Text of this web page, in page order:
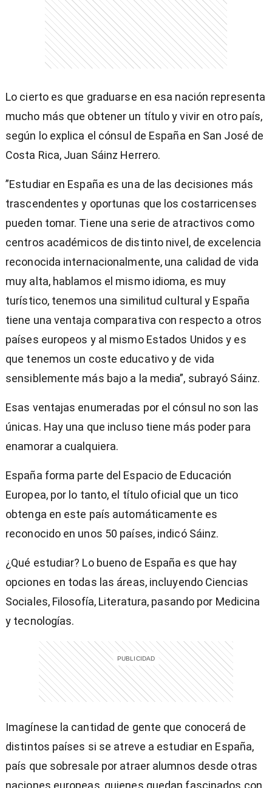
Lo cierto es que graduarse en esa nación representa
mucho más que obtener un título y vivir en otro país,
según lo explica el cónsul de España en San José de
Costa Rica, Juan Sáinz Herrero.
”Estudiar en España es una de las decisiones más
trascendentes y oportunas que los costarricenses
pueden tomar. Tiene una serie de atractivos como
centros académicos de distinto nivel, de excelencia
reconocida internacionalmente, una calidad de vida
muy alta, hablamos el mismo idioma, es muy
turístico, tenemos una similitud cultural y España
tiene una ventaja comparativa con respecto a otros
países europeos y al mismo Estados Unidos y es
que tenemos un coste educativo y de vida
sensiblemente más bajo a la media”, subrayó Sáinz.
Esas ventajas enumeradas por el cónsul no son las
únicas. Hay una que incluso tiene más poder para
enamorar a cualquiera.
España forma parte del Espacio de Educación
Europea, por lo tanto, el título oficial que un tico
obtenga en este país automáticamente es
reconocido en unos 50 países, indicó Sáinz.
¿Qué estudiar? Lo bueno de España es que hay
opciones en todas las áreas, incluyendo Ciencias
Sociales, Filosofía, Literatura, pasando por Medicina
y tecnologías.
Imagínese la cantidad de gente que conocerá de
distintos países si se atreve a estudiar en España,
país que sobresale por atraer alumnos desde otras
naciones europeas, quienes quedan fascinados con